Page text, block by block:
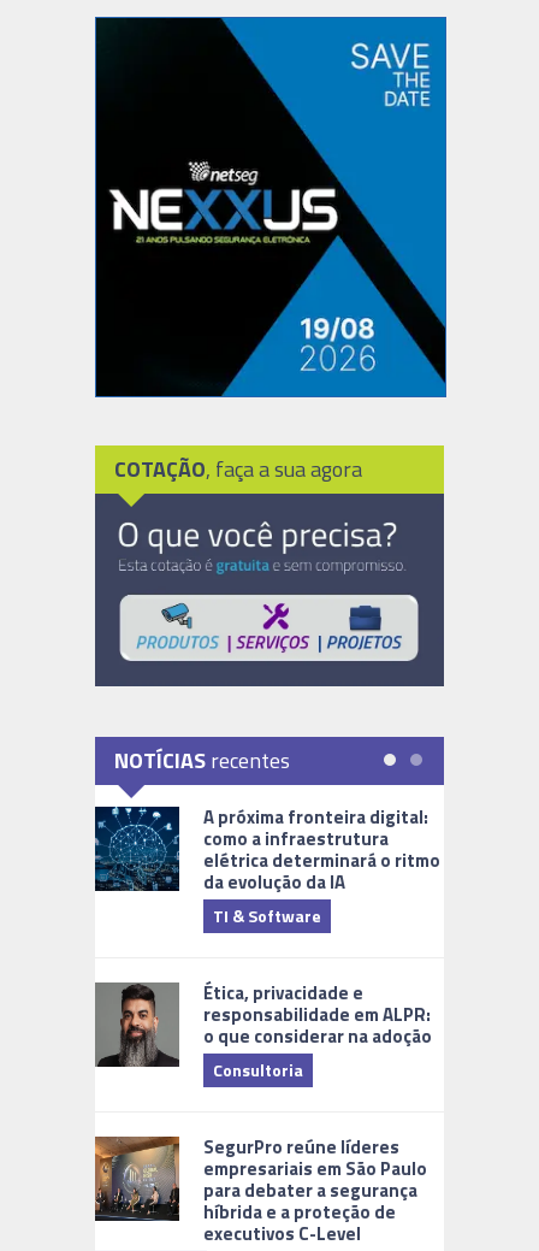
COTAÇÃO, faça a sua agora
NOTÍCIASrecentes
A próxima fronteira digital:
como a infraestrutura
elétrica determinará o ritmo
da evolução da IA
TI & Software
Ética, privacidade e
responsabilidade em ALPR:
o que considerar na adoção
Consultoria
SegurPro reúne líderes
empresariais em São Paulo
para debater a segurança
híbrida e a proteção de
executivos C-Level